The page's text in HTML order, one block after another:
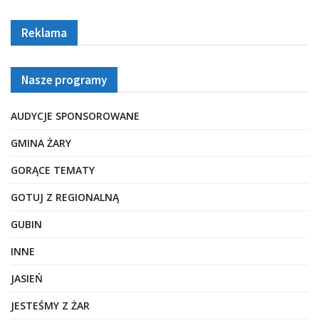
Reklama
Nasze programy
AUDYCJE SPONSOROWANE
GMINA ŻARY
GORĄCE TEMATY
GOTUJ Z REGIONALNĄ
GUBIN
INNE
JASIEŃ
JESTEŚMY Z ŻAR